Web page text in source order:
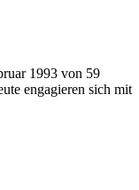
1993 von 59
engagieren sich mit